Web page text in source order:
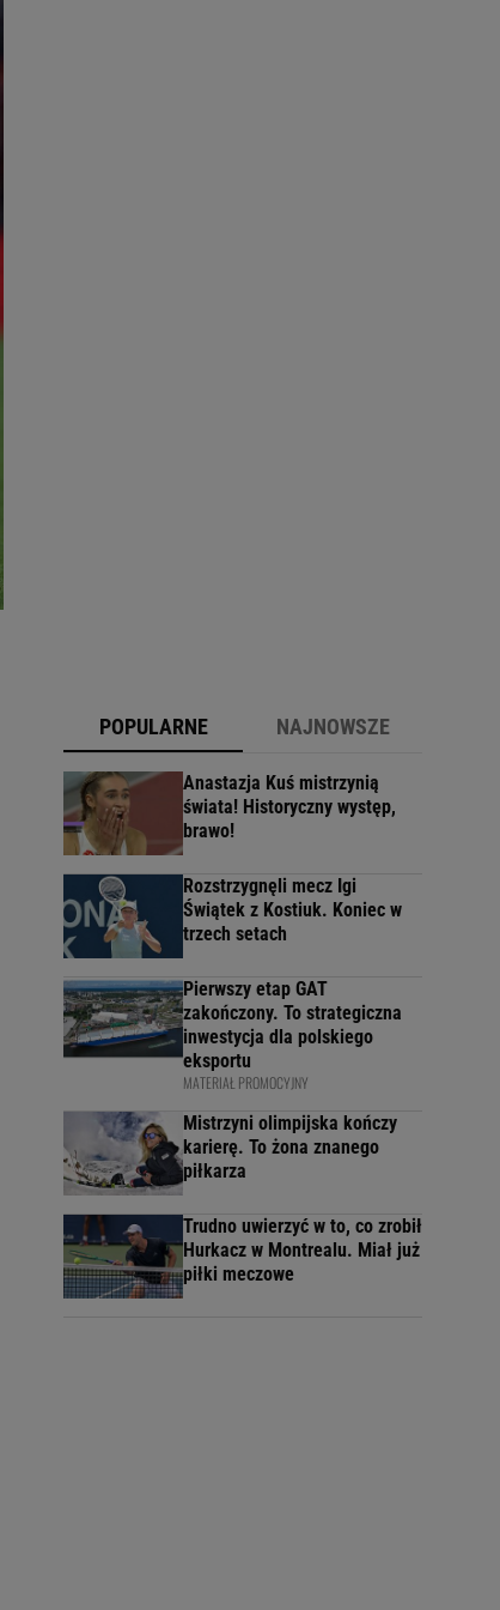
POPULARNE NAJNOWSZE
Anastazja Kuś mistrzynią
świata! Historyczny występ,
brawo!
Rozstrzygnęli mecz Igi
Świątek z Kostiuk. Koniec w
trzech setach
Pierwszy etap GAT
zakończony. To strategiczna
inwestycja dla polskiego
eksportu
MATERIAŁ PROMOCYJNY
Mistrzyni olimpijska kończy
karierę. To żona znanego
piłkarza
Trudno uwierzyć w to, co zrobił
Hurkacz w Montrealu. Miał już
piłki meczowe